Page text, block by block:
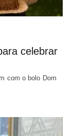
celebrar
com o bolo Dom